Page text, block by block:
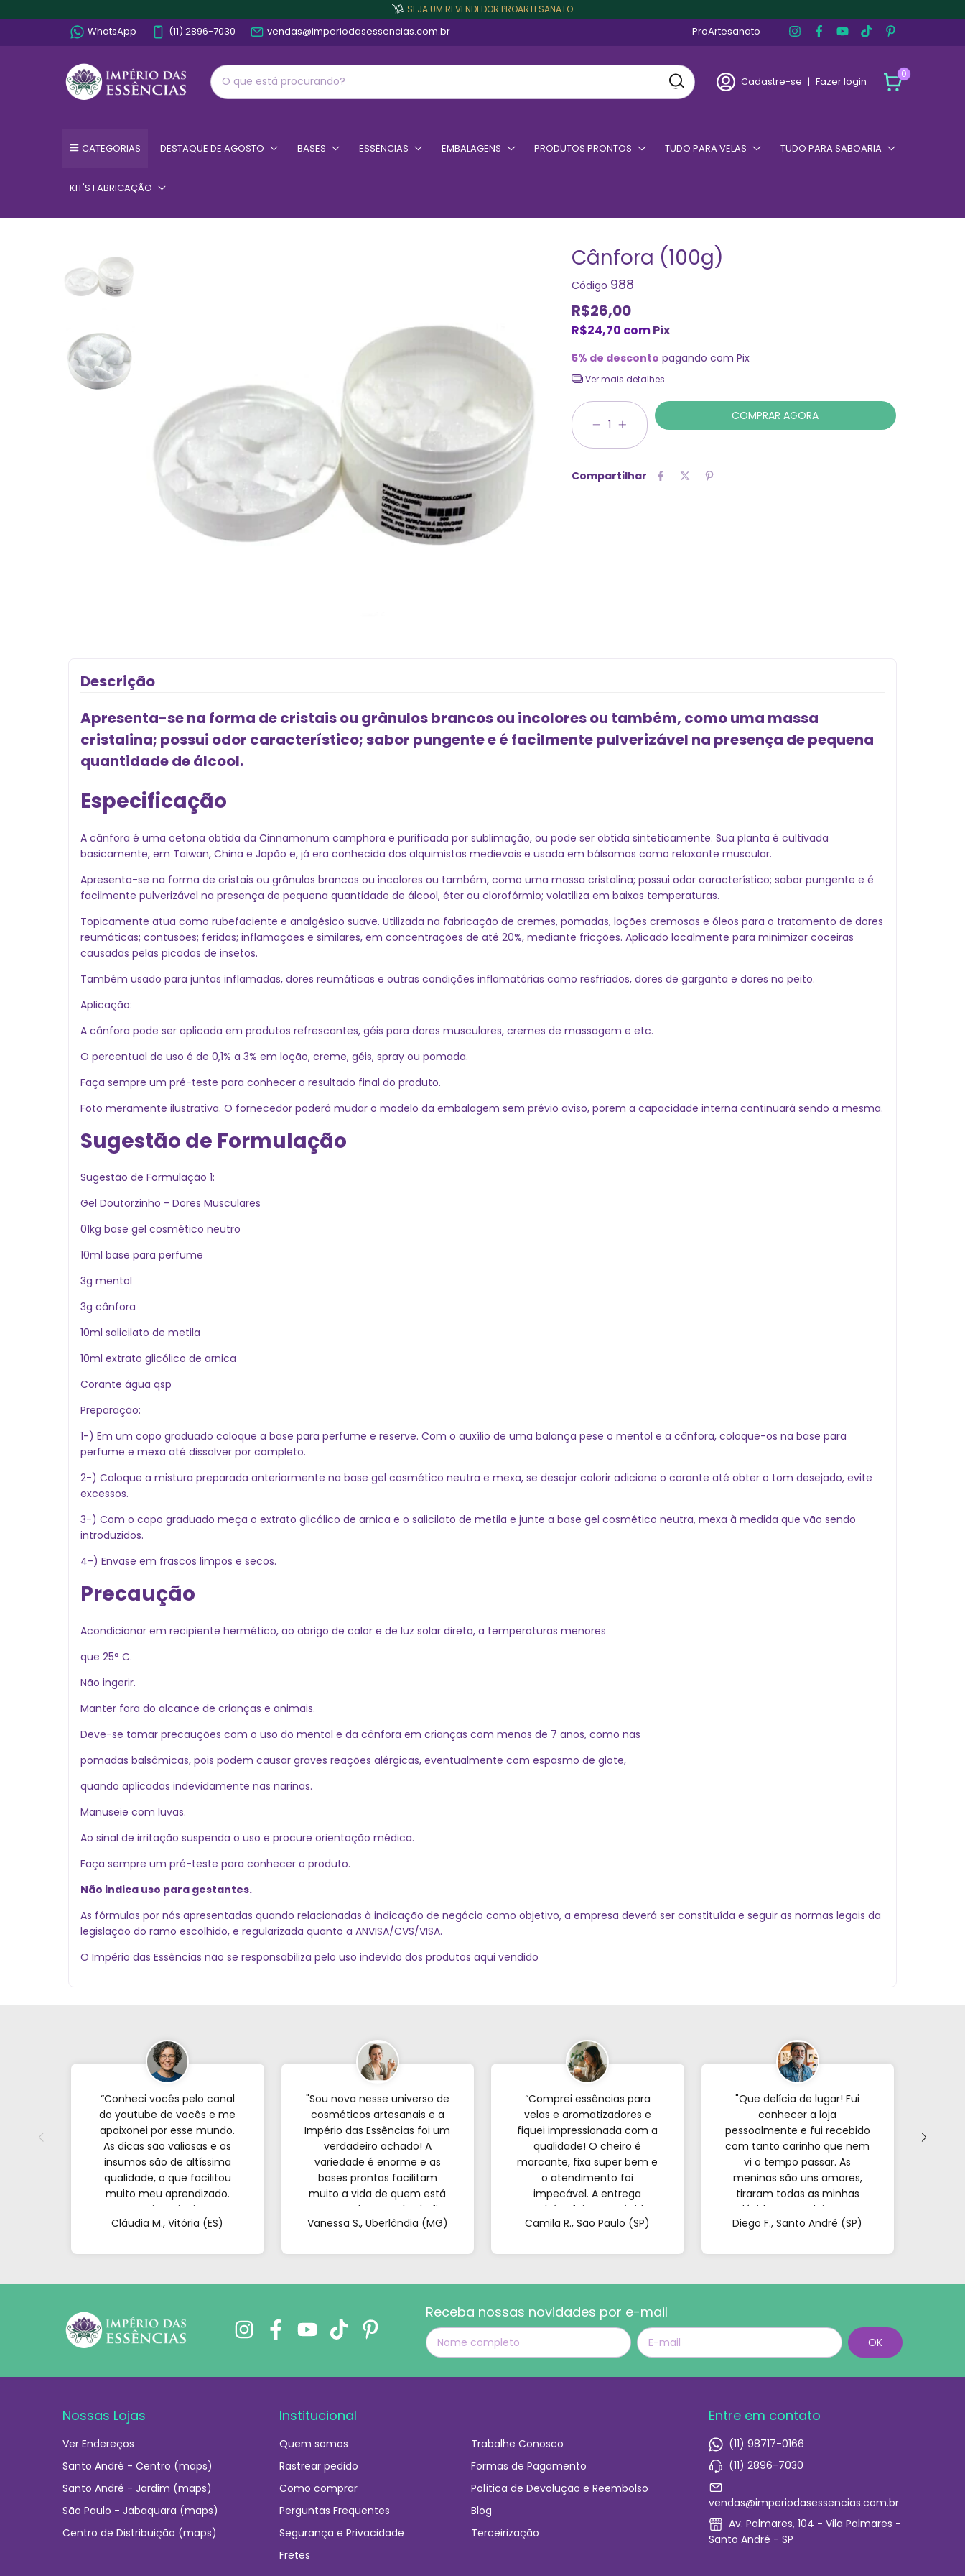
SEJA UM REVENDEDOR PROARTESANATO
WhatsApp (11) 2896-7030 vendas@imperiodasessencias.com.br ProArtesanato
Cadastre-se | Fazer login
0
CATEGORIAS DESTAQUE DE AGOSTO BASES ESSÊNCIAS EMBALAGENS PRODUTOS PRONTOS TUDO PARA VELAS TUDO PARA SABOARIA
KIT'S FABRICAÇÃO
Cânfora (100g)
Código 988
R$26,00
R$24,70 comPix
5% de desconto pagando com Pix
Ver mais detalhes
Compartilhar
Descrição
Apresenta-se na forma de cristais ou grânulos brancos ou incolores ou também, como uma massa
cristalina; possui odor característico; sabor pungente e é facilmente pulverizável na presença de pequena
quantidade de álcool.
Especificação
A cânfora é uma cetona obtida da Cinnamonum camphora e purificada por sublimação, ou pode ser obtida sinteticamente. Sua planta é cultivada
basicamente, em Taiwan, China e Japão e, já era conhecida dos alquimistas medievais e usada em bálsamos como relaxante muscular.
Apresenta-se na forma de cristais ou grânulos brancos ou incolores ou também, como uma massa cristalina; possui odor característico; sabor pungente e é
facilmente pulverizável na presença de pequena quantidade de álcool, éter ou clorofórmio; volatiliza em baixas temperaturas.
Topicamente atua como rubefaciente e analgésico suave. Utilizada na fabricação de cremes, pomadas, loções cremosas e óleos para o tratamento de dores
reumáticas; contusões; feridas; inflamações e similares, em concentrações de até 20%, mediante fricções. Aplicado localmente para minimizar coceiras
causadas pelas picadas de insetos.
Também usado para juntas inflamadas, dores reumáticas e outras condições inflamatórias como resfriados, dores de garganta e dores no peito.
Aplicação:
A cânfora pode ser aplicada em produtos refrescantes, géis para dores musculares, cremes de massagem e etc.
O percentual de uso é de 0,1% a 3% em loção, creme, géis, spray ou pomada.
Faça sempre um pré-teste para conhecer o resultado final do produto.
Foto meramente ilustrativa. O fornecedor poderá mudar o modelo da embalagem sem prévio aviso, porem a capacidade interna continuará sendo a mesma.
Sugestão de Formulação
Sugestão de Formulação 1:
Gel Doutorzinho - Dores Musculares
01kg base gel cosmético neutro
10ml base para perfume
3g mentol
3g cânfora
10ml salicilato de metila
10ml extrato glicólico de arnica
Corante água qsp
Preparação:
1-) Em um copo graduado coloque a base para perfume e reserve. Com o auxílio de uma balança pese o mentol e a cânfora, coloque-os na base para
perfume e mexa até dissolver por completo.
2-) Coloque a mistura preparada anteriormente na base gel cosmético neutra e mexa, se desejar colorir adicione o corante até obter o tom desejado, evite
excessos.
3-) Com o copo graduado meça o extrato glicólico de arnica e o salicilato de metila e junte a base gel cosmético neutra, mexa à medida que vão sendo
introduzidos.
4-) Envase em frascos limpos e secos.
Precaução
Acondicionar em recipiente hermético, ao abrigo de calor e de luz solar direta, a temperaturas menores
que 25° C.
Não ingerir.
Manter fora do alcance de crianças e animais.
Deve-se tomar precauções com o uso do mentol e da cânfora em crianças com menos de 7 anos, como nas
pomadas balsâmicas, pois podem causar graves reações alérgicas, eventualmente com espasmo de glote,
quando aplicadas indevidamente nas narinas.
Manuseie com luvas.
Ao sinal de irritação suspenda o uso e procure orientação médica.
Faça sempre um pré-teste para conhecer o produto.
Não indica uso para gestantes.
As fórmulas por nós apresentadas quando relacionadas à indicação de negócio como objetivo, a empresa deverá ser constituída e seguir as normas legais da
legislação do ramo escolhido, e regularizada quanto a ANVISA/CVS/VISA.
O Império das Essências não se responsabiliza pelo uso indevido dos produtos aqui vendido
“Conheci vocês pelo canal
do youtube de vocês e me
apaixonei por esse mundo.
As dicas são valiosas e os
insumos são de altíssima
qualidade, o que facilitou
muito meu aprendizado.
Nunca imaginei que
conseguiria resultados tão
de casa. Obrigada!"al no
em casa. As dicas são
exatamente como mostram
nos vídeos. Estou viciado em
Cláudia M., Vitória (ES)
"Sou nova nesse universo de
cosméticos artesanais e a
Império das Essências foi um
verdadeiro achado! A
variedade é enorme e as
bases prontas facilitam
muito a vida de quem est
começando; o resultado fica
incrível. Sem contar o
que foi super atencioso e
dúvidas."
Vanessa S., Uberlândia (MG)
“Comprei essências para
velas e aromatizadores e
fiquei impressionada com a
qualidade! O cheiro é
marcante, fixa super bem e
o atendimento foi
impecável. A entrega
também foi super rápida.
Recomendo de olhos
Camila R., São Paulo (SP)
"Que delícia de lugar! Fui
conhecer a loja
pessoalmente e fui recebido
com tanto carinho que nem
vi o tempo passar. As
meninas são uns amores,
tiraram todas as minhas
dúvidas e me deixaram
super à vontade. É
mãos vazias!"
Diego F., Santo André (SP)
Receba nossas novidades por e-mail
Nossas Lojas
Ver Endereços
Santo André - Centro (maps)
Santo André - Jardim (maps)
São Paulo - Jabaquara (maps)
Centro de Distribuição (maps)
Institucional
Quem somos
Rastrear pedido
Como comprar
Perguntas Frequentes
Segurança e Privacidade
Fretes
Trabalhe Conosco
Formas de Pagamento
Política de Devolução e Reembolso
Blog
Terceirização
Entre em contato
(11) 98717-0166
(11) 2896-7030
vendas@imperiodasessencias.com.br
Av. Palmares, 104 - Vila Palmares -
Santo André - SP